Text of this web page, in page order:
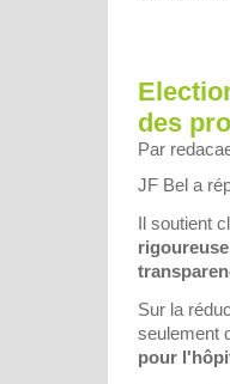
des
Par
JF Bel a
Il soutient
Sur la
seulement
pour